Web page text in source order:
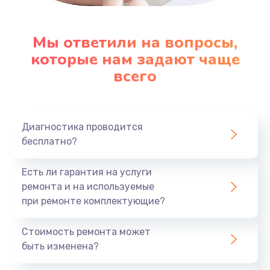
Заказать
Ремонт подсветки
Заказать
930 руб.
Заказать
Мы ответили на вопросы,
которые нам задают чаще
всего
Диагностика проводится
бесплатно?
Есть ли гарантия на услуги
ремонта и на используемые
при ремонте комплектующие?
Стоимость ремонта может
быть изменена?